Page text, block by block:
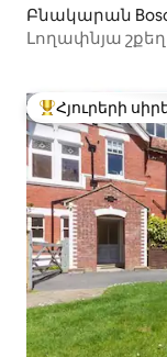
Բնակարան
Լողափնյա
Հյուրերի
Հյուրերի